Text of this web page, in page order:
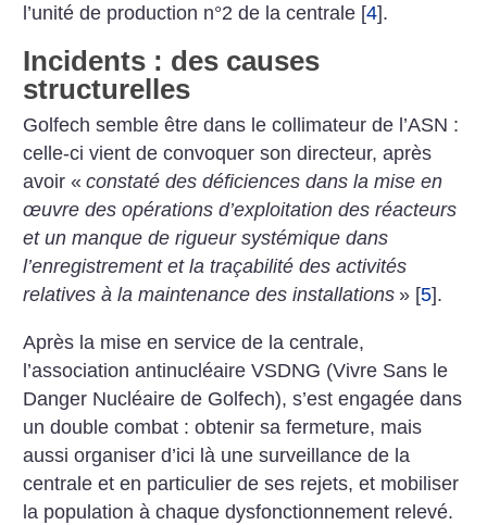
l’unité de production n°2 de la centrale [4].
Incidents : des causes
structurelles
Golfech semble être dans le collimateur de l’ASN :
celle-ci vient de convoquer son directeur, après
avoir « constaté des déficiences dans la mise en
œuvre des opérations d’exploitation des réacteurs
et un manque de rigueur systémique dans
l’enregistrement et la traçabilité des activités
relatives à la maintenance des installations » [5].
Après la mise en service de la centrale,
l’association antinucléaire VSDNG (Vivre Sans le
Danger Nucléaire de Golfech), s’est engagée dans
un double combat : obtenir sa fermeture, mais
aussi organiser d’ici là une surveillance de la
centrale et en particulier de ses rejets, et mobiliser
la population à chaque dysfonctionnement relevé.